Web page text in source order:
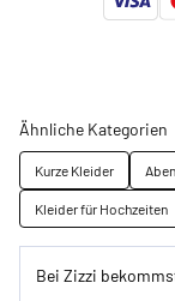
Ähnliche Kategorien
Kurze Kleider
Kleider für Hochzeiten
Bei Zizzi